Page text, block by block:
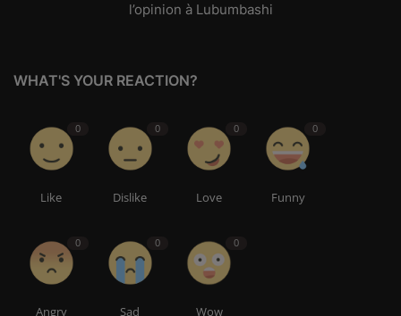
l’opinion à Lubumbashi
WHAT'S YOUR REACTION?
0
Like
0
Dislike
0
Love
0
Funny
0
Angry
0
Sad
0
Wow